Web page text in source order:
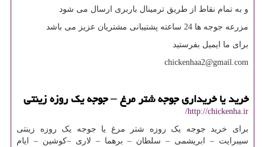
و به تمام نقاط از طریق ترمینال باربری ارسال می شود
مزرعه جوجه ها 24 ساعته پشتیبانی مشتریان عزیز می باشد
برای ما ایمیل بفرستید
chickenhaa2@gmail.com
خرید یا خریداری جوجه شتر مرغ – جوجه یک روزه زینتی
http://chickenha.ir/
برای خرید جوجه یک روزه شتر مرغ یا جوجه یک روزه زینتی
سیبرایت – ابریشمی – سلطان – برهما – لاری –کوشین – ایام